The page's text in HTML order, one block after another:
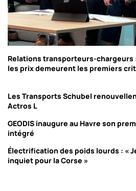
Relations transporteurs-chargeurs
les prix demeurent les premiers
Les Transports Schubel
Actros L
GEODIS inaugure au Havre son
intégré
Électrification des poids lourds : «
inquiet pour la Corse »